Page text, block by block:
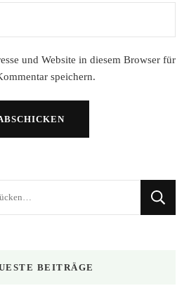
und Website in diesem Browser für
speichern.
BEITRÄGE